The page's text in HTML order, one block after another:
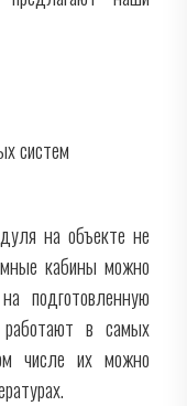
систем
на объекте не
кабины можно
подготовленную
в самых
числе их можно